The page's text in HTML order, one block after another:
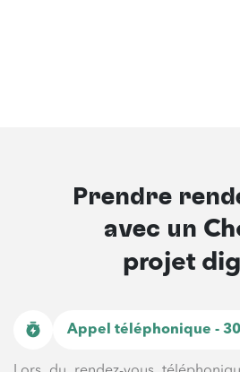
Prendre
avec un
projet
Appel téléphonique -